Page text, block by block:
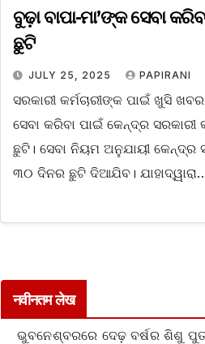
ବୁଢ଼ା ବାପା-ମା’ଙ୍କ ସେବା
ଛୁଟି
JULY 25, 2025 PAPIRANI
ସରକାରୀ କର୍ମଚାରୀଙ୍କ ପାଇଁ ଖୁସି
ସେବା କରିବା ପାଇଁ କେନ୍ଦ୍ର ସରକାରୀ
ଛୁଟି। ସେବା ନିୟମ ଅନୁଯାୟୀ କେନ୍ଦ୍ର
୩୦ ଦିନର ଛୁଟି ଦିଆଯିବ।
नवीनतम लेख
ଭୁବନେଶ୍ବରରେ ଦେଢ଼ ବର୍ଷର ଶିଶୁ